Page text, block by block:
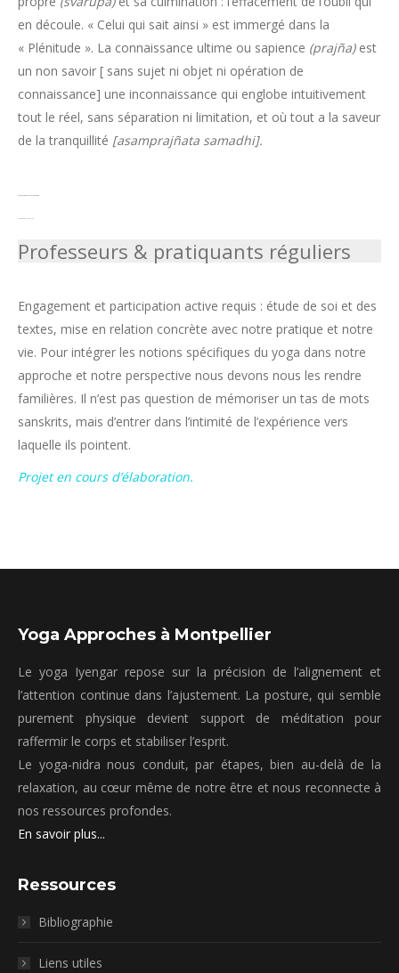
en découle. « Celui qui sait ainsi » est immergé dans la
« Plénitude ». La connaissance ultime ou sapience (prajña)est
un non savoir [ sans sujet ni objet ni opération de
connaissance] une inconnaissance qui englobe intuitivement
tout le réel, sans séparation ni limitation, et où tout a la saveur
de la tranquillité [asamprajñata samadhi].
Professeurs & pratiquants réguliers
Engagement et participation active requis : étude de soi et des
textes, mise en relation concrète avec notre pratique et notre
vie. Pour intégrer les notions spécifiques du yoga dans notre
approche et notre perspective nous devons nous les rendre
familières. Il n’est pas question de mémoriser un tas de mots
sanskrits, mais d’entrer dans l’intimité de l’expérience vers
laquelle ils pointent.
Projet en cours d’élaboration.
Yoga Approches à Montpellier
Le yoga Iyengar repose sur la précision de l’alignement et
l’attention continue dans l’ajustement. La posture, qui semble
purement physique devient support de méditation pour
raffermir le corps et stabiliser l’esprit.
Le yoga-nidra nous conduit, par étapes, bien au-delà de la
relaxation, au cœur même de notre être et nous reconnecte à
nos ressources profondes.
En savoir plus...
Ressources
Bibliographie
Liens utiles